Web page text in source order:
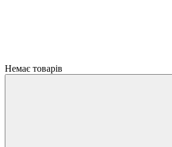
Немає товарів